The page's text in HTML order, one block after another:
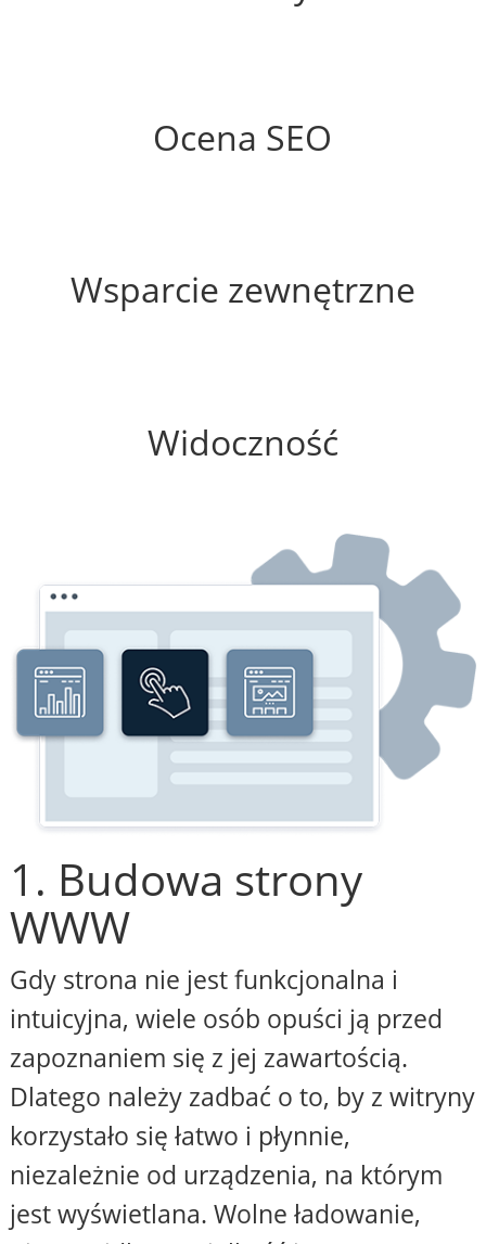
Ocena SEO
Wsparcie zewnętrzne
Widoczność
1. Budowa strony
WWW
Gdy strona nie jest funkcjonalna i
intuicyjna, wiele osób opuści ją przed
zapoznaniem się z jej zawartością.
Dlatego należy zadbać o to, by z witryny
korzystało się łatwo i płynnie,
niezależnie od urządzenia, na którym
jest wyświetlana. Wolne ładowanie,